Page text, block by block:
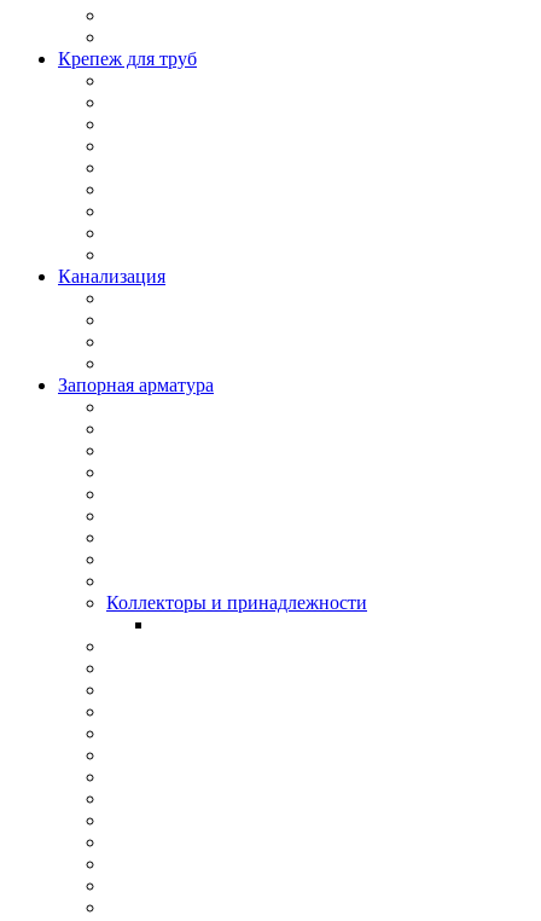
Крепеж для труб
Канализация
Запорная арматура
Коллекторы и принадлежности